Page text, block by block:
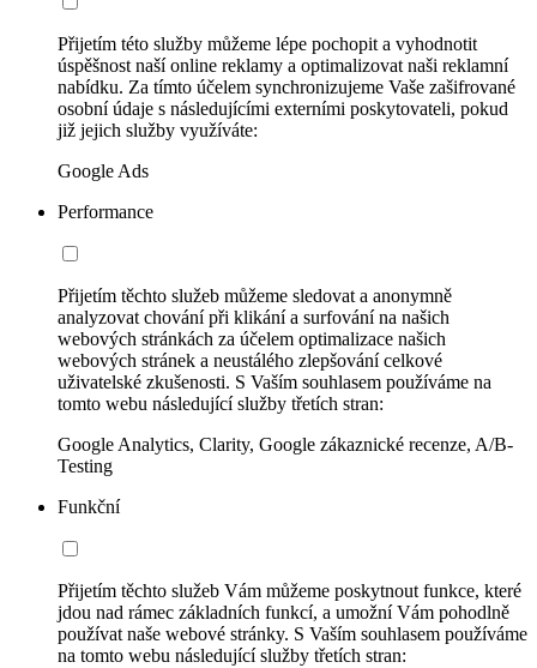
Přijetím této služby můžeme lépe pochopit a vyhodnotit
úspěšnost naší online reklamy a optimalizovat naši reklamní
nabídku. Za tímto účelem synchronizujeme Vaše zašifrované
osobní údaje s následujícími externími poskytovateli, pokud
již jejich služby využíváte:
Google Ads
Performance
Přijetím těchto služeb můžeme sledovat a anonymně
analyzovat chování při klikání a surfování na našich
webových stránkách za účelem optimalizace našich
webových stránek a neustálého zlepšování celkové
uživatelské zkušenosti. S Vaším souhlasem používáme na
tomto webu následující služby třetích stran:
Google Analytics, Clarity, Google zákaznické recenze, A/B-
Testing
Funkční
Přijetím těchto služeb Vám můžeme poskytnout funkce, které
jdou nad rámec základních funkcí, a umožní Vám pohodlně
používat naše webové stránky. S Vaším souhlasem používáme
na tomto webu následující služby třetích stran: